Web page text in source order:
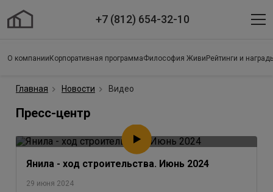
+7 (812) 654-32-10
О компании Корпоративная программаФилософия Живи Рейтинги и
Главная Новости Видео
Пресс-центр
Янила - ход строительства. Июнь 2024
29 июня 2024